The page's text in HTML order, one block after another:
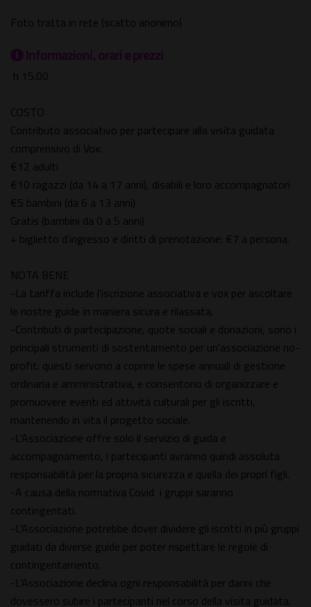
Foto tratta in rete (scatto anonimo)
Informazioni, orari e prezzi
h 15.00
COSTO
Contributo associativo per partecipare alla visita guidata
comprensivo di Vox:
€12 adulti
€10 ragazzi (da 14 a 17 anni), disabili e loro accompagnatori
€5 bambini (da 6 a 13 anni)
Gratis (bambini da 0 a 5 anni)
+ biglietto d'ingresso e diritti di prenotazione: €7 a persona.
NOTA BENE
-La tariffa include l'iscrizione associativa e vox per ascoltare
le nostre guide in maniera sicura e rilassata.
-Contributi di partecipazione, quote sociali e donazioni, sono i
principali strumenti di sostentamento per un'associazione no-
profit: questi servono a coprire le spese annuali di gestione
ordinaria e amministrativa, e consentono di organizzare e
promuovere eventi ed attività culturali per gli iscritti,
mantenendo in vita il progetto sociale.
-L'Associazione offre solo il servizio di guida e
accompagnamento, i partecipanti avranno quindi assoluta
responsabilità per la propria sicurezza e quella dei propri figli.
-A causa della normativa Covid i gruppi saranno
contingentati.
-L'Associazione potrebbe dover dividere gli iscritti in più gruppi
guidati da diverse guide per poter rispettare le regole di
contingentamento.
-L'Associazione declina ogni responsabilità per danni che
dovessero subire i partecipanti nel corso della visita guidata.